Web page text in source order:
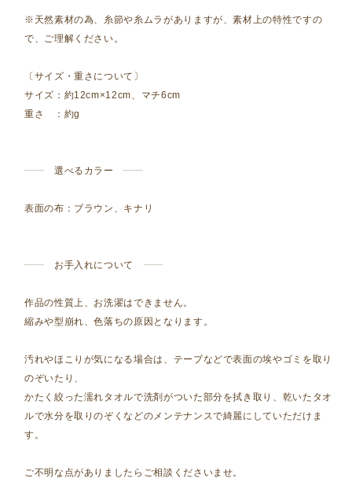
※天然素材の為、糸節や糸ムラがありますが、素材上の特性ですの
で、ご理解ください。
〔サイズ・重さについて〕
サイズ：約12cm×12cm、マチ6cm
重さ ：約g
┈┈ 選べるカラー ┈┈
表面の布：ブラウン、キナリ
┈┈ お手入れについて ┈┈
作品の性質上、お洗濯はできません。
縮みや型崩れ、色落ちの原因となります。
汚れやほこりが気になる場合は、テープなどで表面の埃やゴミを取り
のぞいたり、
かたく絞った濡れタオルで洗剤がついた部分を拭き取り、乾いたタオ
ルで水分を取りのぞくなどのメンテナンスで綺麗にしていただけま
す。
ご不明な点がありましたらご相談くださいませ。